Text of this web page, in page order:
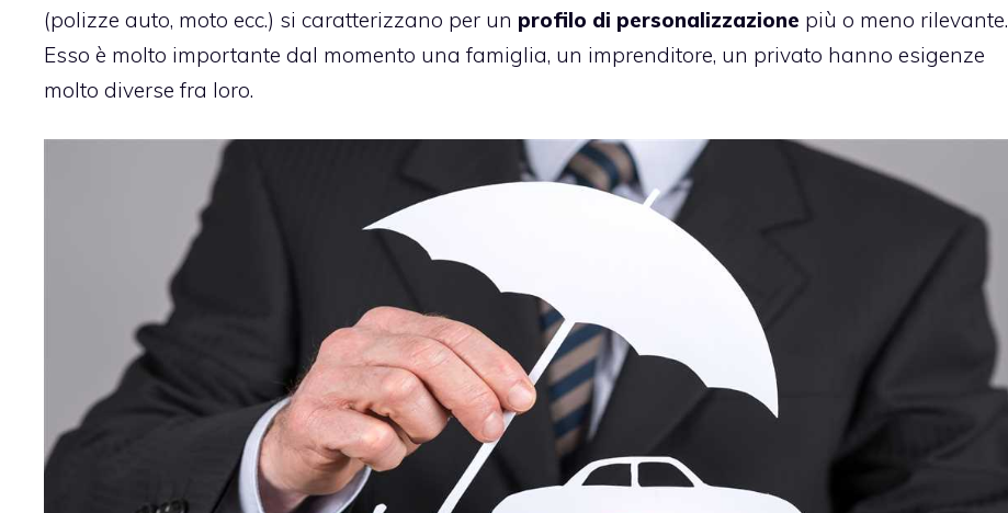
(polizze auto, moto ecc.) si caratterizzano per un profilo di personalizzazione più o meno rilevante.
Esso è molto importante dal momento una famiglia, un imprenditore, un privato hanno esigenze
molto diverse fra loro.